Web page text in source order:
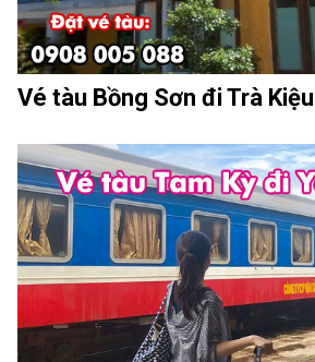
Vé tàu Bồng Sơn đi Trà Kiệu